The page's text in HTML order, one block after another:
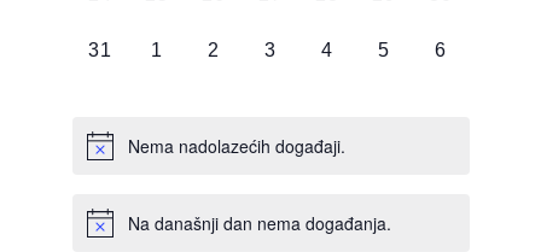
0
31
0
1
0
2
0
3
0
4
0
5
0
6
Nema nadolazećih događaji.
Na današnji dan nema događanja.